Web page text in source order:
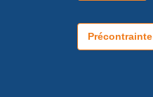
Précontrainte